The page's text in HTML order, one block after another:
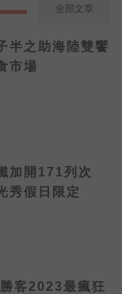
雞桶餐仲送多2隻
全部文章
之助海陸雙饗
市場
加開171列次
秀假日限定
客2023最瘋狂